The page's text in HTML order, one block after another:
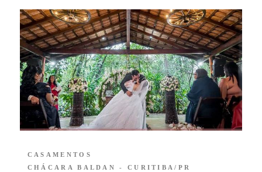
CASAMENTOS
CHÁCARA BALDAN - CURITIBA/PR